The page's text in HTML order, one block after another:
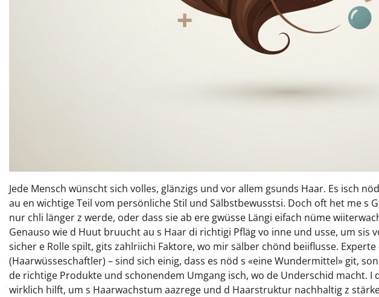
Jede Mensch wünscht sich volles, glänzigs und vor allem gsunds Haar. Es isch
au en wichtige Teil vom persönliche Stil und Sälbstbewusstsi. Doch oft het me s
nur chli länger z werde, oder dass sie ab ere gwüsse Längi eifach nüme
Genauso wie d Huut bruucht au s Haar di richtigi Pfläg vo inne und usse, um sis
sicher e Rolle spilt, gits zahlriichi Faktore, wo mir sälber chönd beiiflusse.
(Haarwüsseschaftler) – sind sich einig, dass es nöd s «eine Wundermittel» git,
de richtige Produkte und schonendem Umgang isch, wo de Underschid macht. I
wirklich hilft, um s Haarwachstum aazrege und d Haarstruktur nachhaltig z